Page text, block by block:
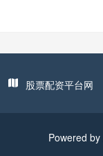
股票配资平台网
Powered by